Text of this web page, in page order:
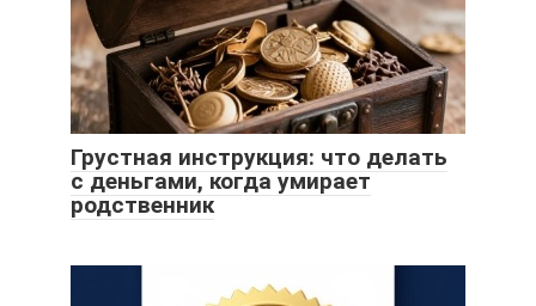
Грустная инструкция: что делать
с деньгами, когда умирает
родственник